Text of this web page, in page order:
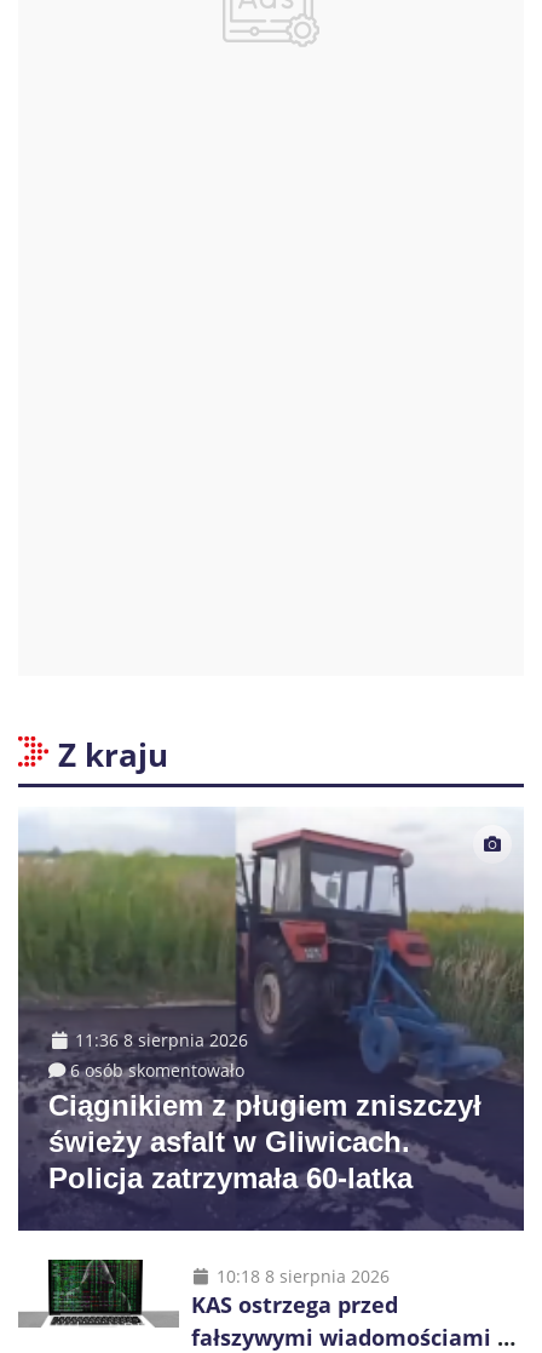
Z kraju
11:36 8 sierpnia 2026
6 osób skomentowało
Ciągnikiem z pługiem zniszczył
świeży asfalt w Gliwicach.
Policja zatrzymała 60-latka
10:18 8 sierpnia 2026
KAS ostrzega przed
fałszywymi wiadomościami o